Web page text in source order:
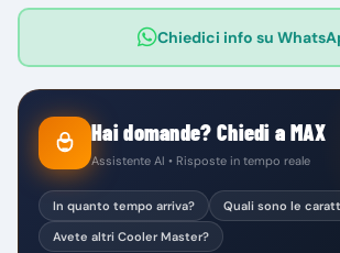
Chiedici info su
Hai domande? Chiedi a MAX
Assistente AI • Risposte in tempo reale
In quanto tempo arriva?
Quali sono le
Avete altri Cooler Master?